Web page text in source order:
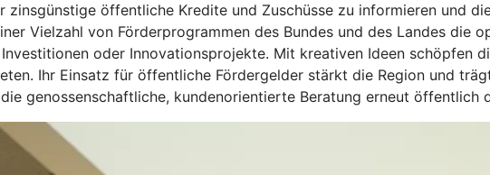
zinsgünstige öffentliche Kredite und Zuschüsse zu informieren und
Vielzahl von Förderprogrammen des Bundes und des Landes die
oder Innovationsprojekte. Mit kreativen Ideen schöpfen
Ihr Einsatz für öffentliche Fördergelder stärkt die Region und
genossenschaftliche, kundenorientierte Beratung erneut